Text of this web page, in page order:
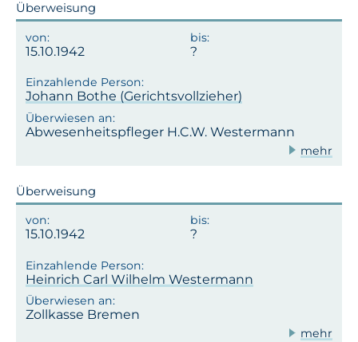
Überweisung
15.10.1942
Johann Bothe (Gerichtsvollzieher)
Abwesenheitspfleger H.C.W. Westermann
mehr
Überweisung
15.10.1942
Heinrich Carl Wilhelm Westermann
Zollkasse Bremen
mehr